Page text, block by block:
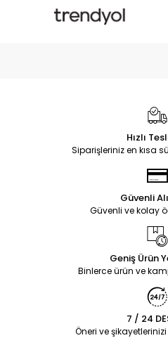
Hızlı
Siparişleriniz en kısa
Güvenli
Güvenli ve kolay
Geniş Ürün
Binlerce ürün ve
7 / 24
Öneri ve